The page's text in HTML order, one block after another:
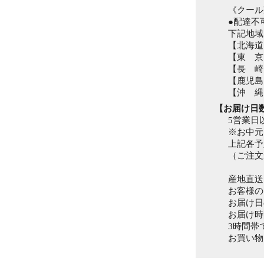
《クー
●配達不
下記地
【北海
【東 京
【長
【鹿児
【沖 縄
【お届け日
5営業日
※お中元
上記各
（ご注
産地直
お客様
お届け
お届け
3時間帯
お買い